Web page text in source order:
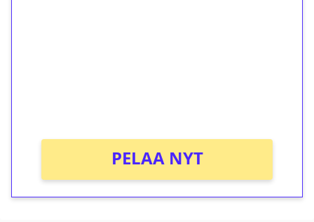
PELAA NYT